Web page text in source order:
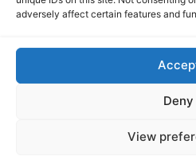
adversely affect certain features and
Deny
View